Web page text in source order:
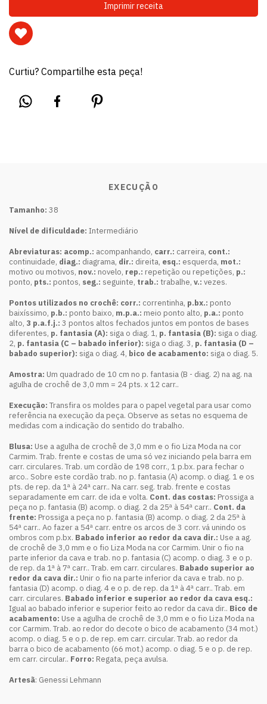
Imprimir receita
Curtiu? Compartilhe esta peça!
EXECUÇÃO
Tamanho: 38
Nível de dificuldade: Intermediário
Abreviaturas: acomp.: acompanhando, carr.: carreira, cont.:
continuidade, diag.: diagrama, dir.: direita, esq.: esquerda, mot.:
motivo ou motivos, nov.: novelo, rep.: repetição ou repetições, p.:
ponto, pts.: pontos, seg.: seguinte, trab.: trabalhe, v.: vezes.
Pontos utilizados no crochê: corr.: correntinha, p.bx.: ponto
baixíssimo, p.b.: ponto baixo, m.p.a.: meio ponto alto, p.a.: ponto
alto, 3 p.a.f.j.: 3 pontos altos fechados juntos em pontos de bases
diferentes, p. fantasia (A): siga o diag. 1, p. fantasia (B): siga o diag.
2, p. fantasia (C – babado inferior): siga o diag. 3, p. fantasia (D –
babado superior): siga o diag. 4, bico de acabamento: siga o diag. 5.
Amostra: Um quadrado de 10 cm no p. fantasia (B - diag. 2) na ag. na
agulha de crochê de 3,0 mm = 24 pts. x 12 carr..
Execução: Transfira os moldes para o papel vegetal para usar como
referência na execução da peça. Observe as setas no esquema de
medidas com a indicação do sentido do trabalho.
Blusa: Use a agulha de crochê de 3,0 mm e o fio Liza Moda na cor
Carmim. Trab. frente e costas de uma só vez iniciando pela barra em
carr. circulares. Trab. um cordão de 198 corr., 1 p.bx. para fechar o
arco.. Sobre este cordão trab. no p. fantasia (A) acomp. o diag. 1 e os
pts. de rep. da 1ª à 24ª carr.. Na carr. seg. trab. frente e costas
separadamente em carr. de ida e volta. Cont. das costas: Prossiga a
peça no p. fantasia (B) acomp. o diag. 2 da 25ª à 54ª carr.. Cont. da
frente: Prossiga a peça no p. fantasia (B) acomp. o diag. 2 da 25ª à
54ª carr.. Ao fazer a 54ª carr. entre os arcos de 3 corr. vá unindo os
ombros com p.bx. Babado inferior ao redor da cava dir.: Use a ag.
de crochê de 3,0 mm e o fio Liza Moda na cor Carmim. Unir o fio na
parte inferior da cava e trab. no p. fantasia (C) acomp. o diag. 3 e o p.
de rep. da 1ª à 7ª carr.. Trab. em carr. circulares. Babado superior ao
redor da cava dir.: Unir o fio na parte inferior da cava e trab. no p.
fantasia (D) acomp. o diag. 4 e o p. de rep. da 1ª à 4ª carr.. Trab. em
carr. circulares. Babado inferior e superior ao redor da cava esq.:
Igual ao babado inferior e superior feito ao redor da cava dir.. Bico de
acabamento: Use a agulha de crochê de 3,0 mm e o fio Liza Moda na
cor Carmim. Trab. ao redor do decote o bico de acabamento (34 mot.)
acomp. o diag. 5 e o p. de rep. em carr. circular. Trab. ao redor da
barra o bico de acabamento (66 mot.) acomp. o diag. 5 e o p. de rep.
em carr. circular.. Forro: Regata, peça avulsa.
Artesã: Genessi Lehmann